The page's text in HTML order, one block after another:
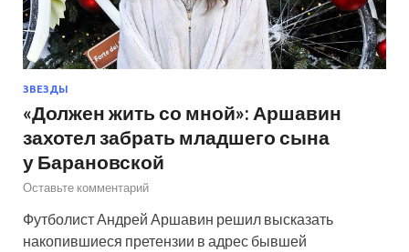
ЗВЕЗДЫ
«Должен жить со мной»: Аршавин
захотел забрать младшего сына
у Барановской
Оставьте комментарий
Футболист Андрей Аршавин решил высказать
накопившиеся претензии в адрес бывшей